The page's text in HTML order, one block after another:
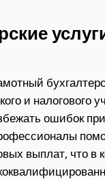
и налогового
ошибок
выплат, что в